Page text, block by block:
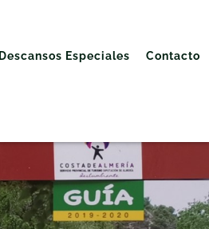
Descansos Especiales Contacto